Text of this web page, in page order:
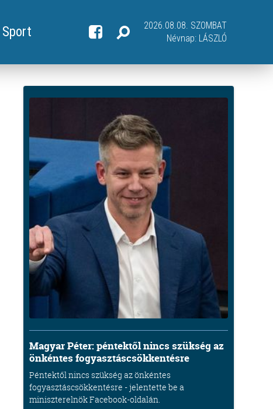
Sport
2026.08.08. SZOMBAT
Névnap: LÁSZLÓ
Magyar Péter: péntektől nincs szükség az
önkéntes fogyasztáscsökkentésre
Péntektől nincs szükség az önkéntes
fogyasztáscsökkentésre - jelentette be a
miniszterelnök Facebook-oldalán.